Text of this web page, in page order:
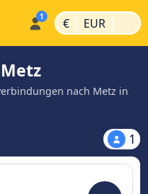
€ | EUR |
nach Metz in
1